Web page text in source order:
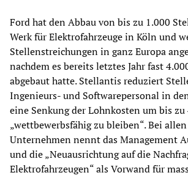
Ford hat den Abbau von bis zu 1.000
Werk für Elektrofahrzeuge in Köln und
Stellenstreichungen in ganz Europa
nachdem es bereits letztes Jahr fast
abgebaut hatte. Stellantis reduziert
Ingenieurs- und Softwarepersonal in
eine Senkung der Lohnkosten um bis
„wettbewerbsfähig zu bleiben“. Bei
Unternehmen nennt das Management
und die „Neuausrichtung auf die
Elektrofahrzeugen“ als Vorwand für